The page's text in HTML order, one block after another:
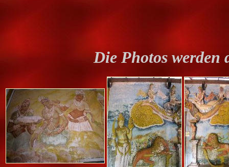
Die Photos